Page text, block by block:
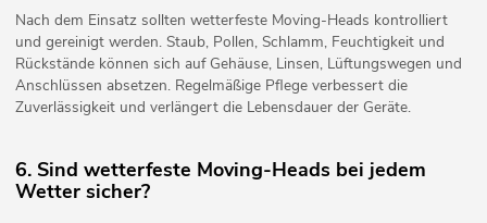
Nach dem Einsatz sollten wetterfeste Moving-Heads kontrolliert
und gereinigt werden. Staub, Pollen, Schlamm, Feuchtigkeit und
Rückstände können sich auf Gehäuse, Linsen, Lüftungswegen und
Anschlüssen absetzen. Regelmäßige Pflege verbessert die
Zuverlässigkeit und verlängert die Lebensdauer der Geräte.
6. Sind wetterfeste Moving-Heads bei jedem
Wetter sicher?